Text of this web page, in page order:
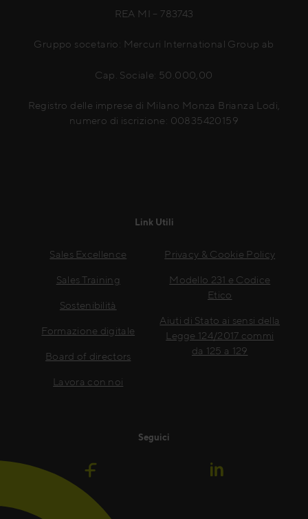
REA MI – 783743
Gruppo socetario: Mercuri International Group ab
Cap. Sociale: 50.000,00
Registro delle imprese di Milano Monza Brianza Lodi,
numero di iscrizione: 00835420159
Link Utili
Sales Excellence
Sales Training
Sostenibilità
Formazione digitale
Board of directors
Lavora con noi
Privacy & Cookie Policy
Modello 231 e Codice
Etico
Aiuti di Stato ai sensi della
Legge 124/2017 commi
da 125 a 129
Seguici